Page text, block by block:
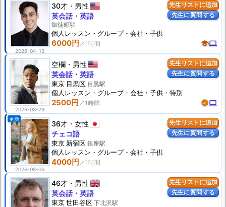
先生リストに追加
先生に質問する
2026-04-13
30才 男性
6000円 schoolcomputer
英会話・英語
御徒町駅
個人 レッスン ・グループ・会社・子供
先生リストに追加
先生に質問する
2026-03-29
空欄 男性
2500円 verifiedcomputer
英会話・英語
東京 目黒区 目黒駅
個人 レッスン ・グループ・会社・子供・特別
先生リストに追加
先生に質問する
更新
2026-08-06
36才 女性
4000円
チェコ語
東京 新宿区 銀座駅
個人 レッスン ・グループ・会社・子供
先生リストに追加
先生に質問する
46才 男性
英会話・英語
東京 世田谷区 下北沢駅